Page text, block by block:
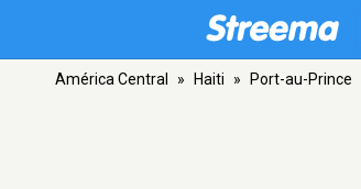
América Central » Haiti » Port-au-Prince